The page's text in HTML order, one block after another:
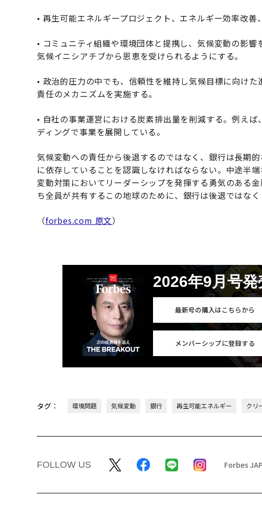
• 再生可能エネルギープロジェクト、エネルギー効率改善
• コミュニティ組織や環境団体と提携し、気候変動の影
気候イニシアチブから恩恵を受けられるようにする。
• 政治的圧力の中でも、信頼性を維持し気候目標に向け
責任のメカニズムを実施する。
• 自社の事業運営における炭素排出量を削減する。例え
ディングで事業を展開している。
気候変動への責任から後退するのではなく、銀行は長期
に依存していることを認識しなければならない。中途半
変動対策においてリーダーシップを発揮する勇気のある
ち全員が共有するこの地球のために、銀行は後退ではな
（forbes.com 原文）
2026年9月号発
最新号の購入はこちらから
メンバーシップに登録する
タグ： 環境問題 気候変動 銀行 再生可能エネルギー クリ
FOLLOW US Forbes